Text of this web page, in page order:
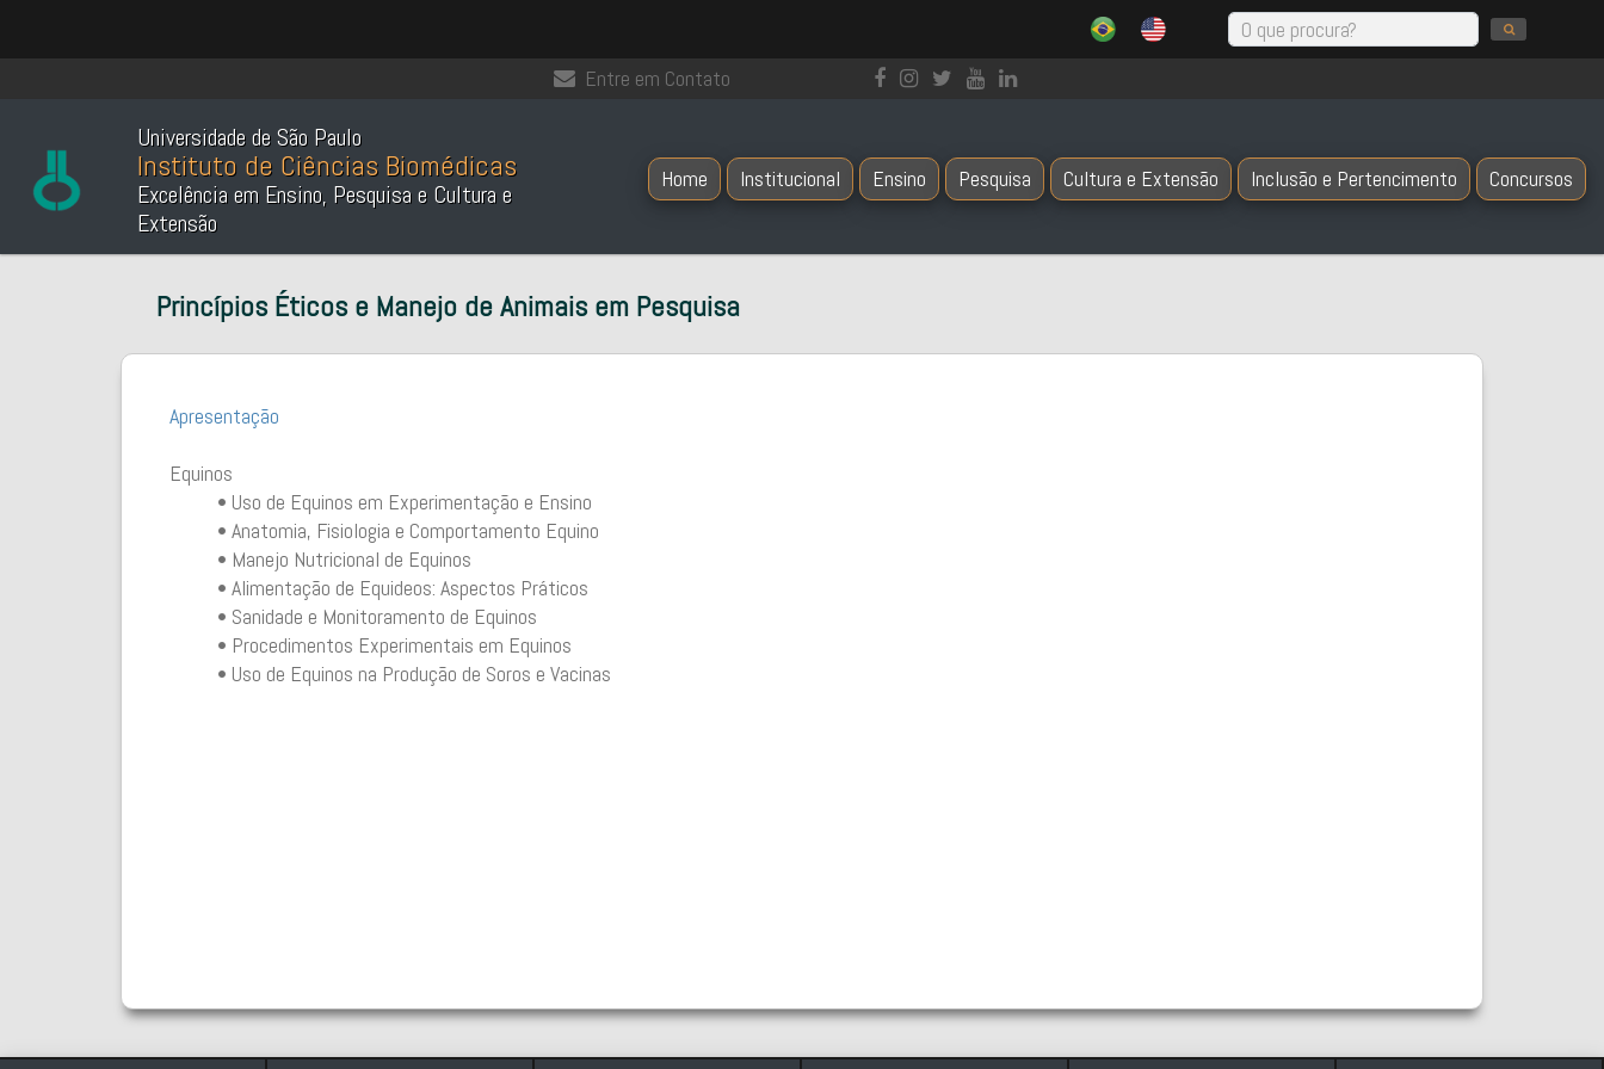
Entre em Contato
Universidade de São Paulo
Instituto de Ciências Biomédicas
Excelência em Ensino, Pesquisa e Cultura e
Extensão
Home Institucional Ensino Pesquisa Cultura e Extensão Inclusão e Pertencimento Concursos
Princípios Éticos e Manejo de Animais em Pesquisa
Apresentação
Equinos
• Uso de Equinos em Experimentação e Ensino
• Anatomia, Fisiologia e Comportamento Equino
• Manejo Nutricional de Equinos
• Alimentação de Equideos: Aspectos Práticos
• Sanidade e Monitoramento de Equinos
• Procedimentos Experimentais em Equinos
• Uso de Equinos na Produção de Soros e Vacinas